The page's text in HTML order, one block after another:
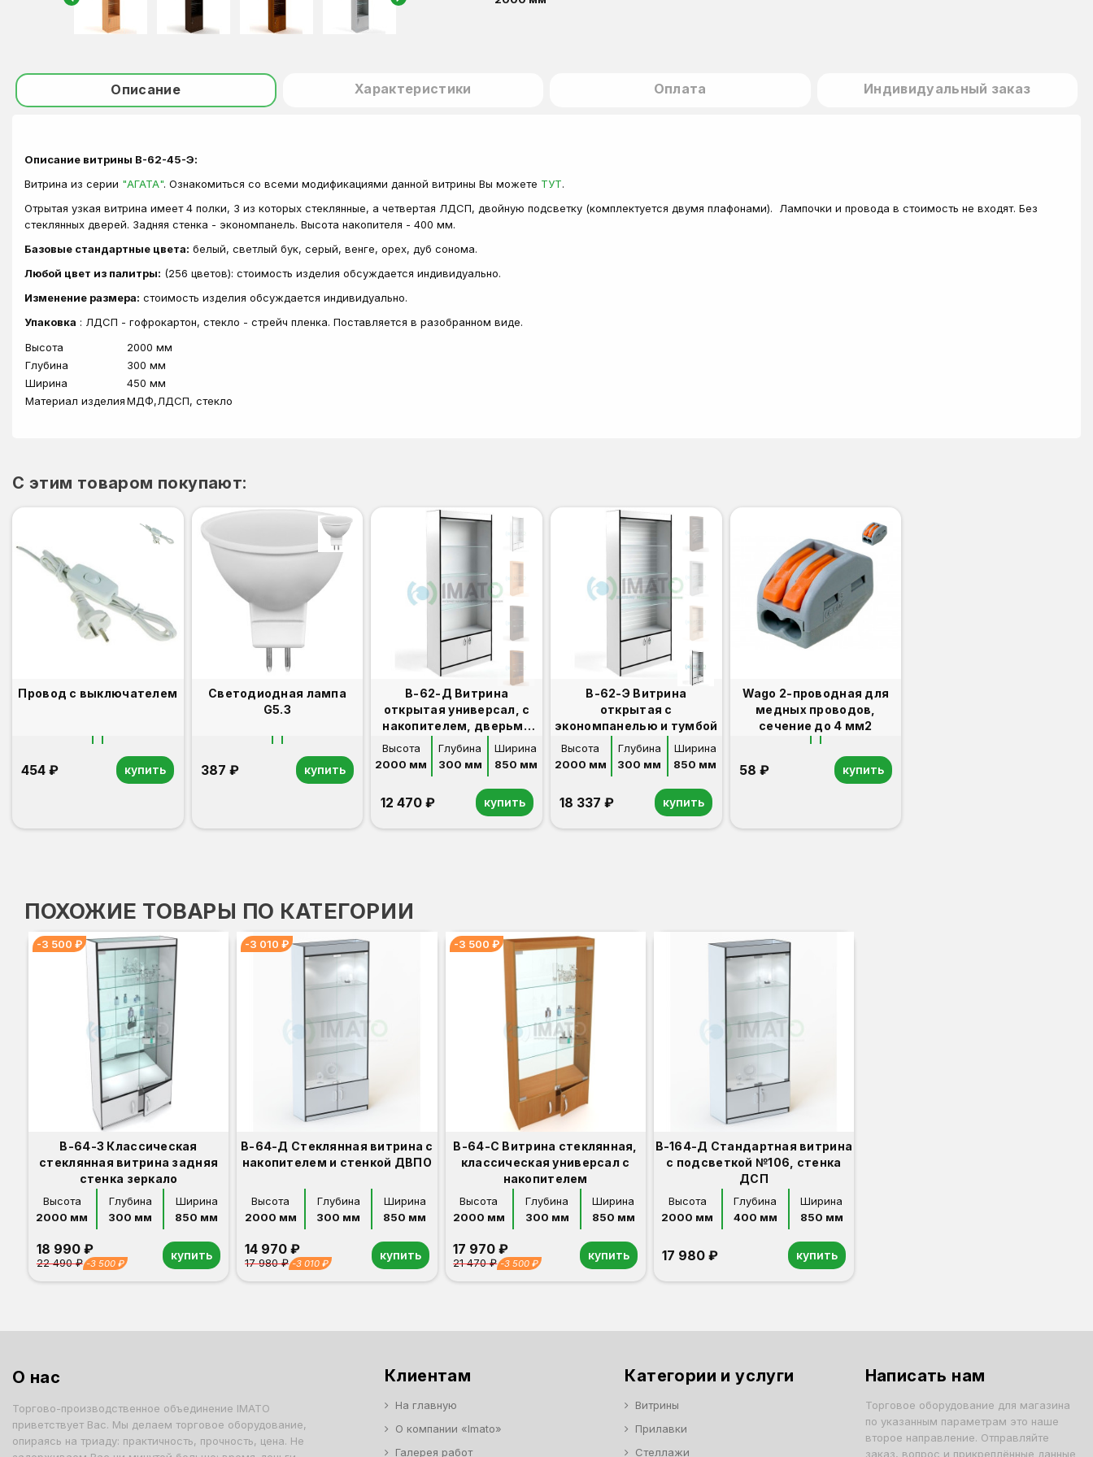
Описание Характеристики Оплата Индивидуальный заказ
Описание витрины В-62-45-Э:
Витрина из серии "АГАТА". Ознакомиться со всеми модификациями данной витрины Вы можете ТУТ.
Отрытая узкая витрина имеет 4 полки, 3 из которых стеклянные, а четвертая ЛДСП, двойную подсветку (комплектуется двумя плафонами). Лампочки и провода в стоимость не входят. Без
стеклянных дверей. Задняя стенка - экономпанель. Высота накопителя - 400 мм.
Базовые стандартные цвета: белый, светлый бук, серый, венге, орех, дуб сонома.
Любой цвет из палитры: (256 цветов): стоимость изделия обсуждается индивидуально.
Изменение размера: стоимость изделия обсуждается индивидуально.
Упаковка : ЛДСП - гофрокартон, стекло - стрейч пленка. Поставляется в разобранном виде.
Высота
2000 мм
Глубина
300 мм
Ширина
450 мм
Материал изделияМДФ,ЛДСП, стекло
C этим товаром покупают:
Провод с выключателем
454 ₽ купить
Светодиодная лампа
G5.3
387 ₽ купить
В-62-Д Витрина
открытая универсал, с
накопителем, дверьми
ДСП, задняя стенка
ДВПо
Высота
2000 мм
Глубина
300 мм
Ширина
850 мм
12 470 ₽ купить
В-62-Э Витрина
открытая с
экономпанелью и тумбой
Высота
2000 мм
Глубина
300 мм
Ширина
850 мм
18 337 ₽ купить
Wago 2-проводная для
медных проводов,
сечение до 4 мм2
58 ₽ купить
ПОХОЖИЕ ТОВАРЫ ПО КАТЕГОРИИ
-3 500 ₽
В-64-З Классическая
стеклянная витрина задняя
стенка зеркало
Высота
2000 мм
Глубина
300 мм
Ширина
850 мм
18 990 ₽
22 490 ₽ -3 500 ₽
купить
-3 010 ₽
В-64-Д Стеклянная витрина с
накопителем и стенкой ДВПО
Высота
2000 мм
Глубина
300 мм
Ширина
850 мм
14 970 ₽
17 980 ₽ -3 010 ₽
купить
-3 500 ₽
В-64-С Витрина стеклянная,
классическая универсал с
накопителем
Высота
2000 мм
Глубина
300 мм
Ширина
850 мм
17 970 ₽
21 470 ₽ -3 500 ₽
купить
В-164-Д Стандартная витрина
с подсветкой №106, стенка
ДСП
Высота
2000 мм
Глубина
400 мм
Ширина
850 мм
17 980 ₽ купить
О нас
Торгово-производственное объединение IMATO
приветствует Вас. Мы делаем торговое оборудование,
опираясь на триаду: практичность, прочность, цена. Не
Клиентам
На главную
О компании «Imato»
Галерея работ
Категории и услуги
Витрины
Прилавки
Стеллажи
Написать нам
Торговое оборудование для магазина
по указанным параметрам это наше
второе направление. Отправляйте
заказ, вопрос и прикреплённые данные